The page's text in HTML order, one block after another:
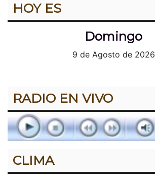
HOY ES
Domingo
9 de Agosto de 2026
RADIO EN VIVO
CLIMA